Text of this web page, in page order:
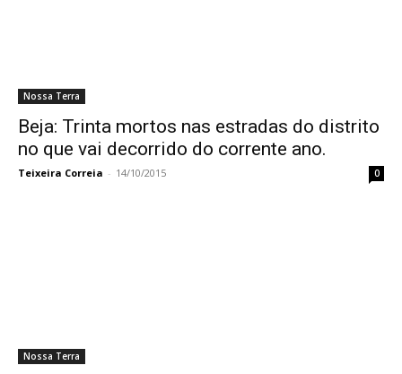
Nossa Terra
Beja: Trinta mortos nas estradas do distrito
no que vai decorrido do corrente ano.
Teixeira Correia - 14/10/2015 0
Nossa Terra